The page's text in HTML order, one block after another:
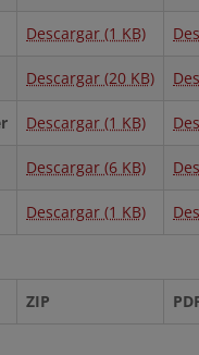
Descargar (1 KB)
Descargar (20 KB)
Descargar (1 KB)
Descargar (6 KB)
Descargar (1 KB)
ZIP